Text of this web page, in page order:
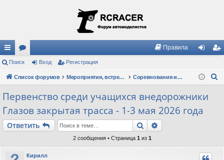
с
ы
лк
и
ор
ум
Правила
д ис
Поиск Вход Регистрация
Список форумов Мероприятия, встречи, клубы, правила Соревнования и Кубки
Первенство среди учащихся внедорожники
Глазов закрытая трасса - 1-3 мая 2026 года
Ответить Поиск
2 сообщения • Страница 1 из 1
Кирилл